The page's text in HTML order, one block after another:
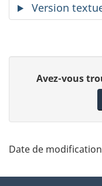
Version
a
i e
Avez-vous
Date de